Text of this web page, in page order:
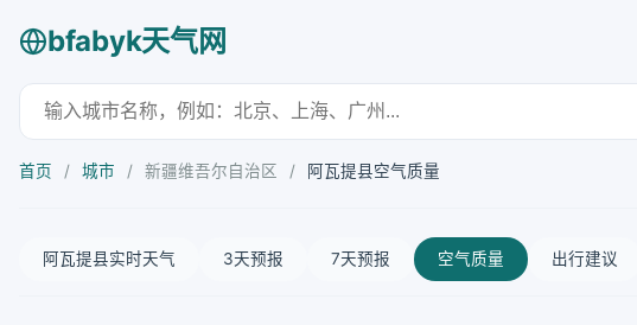
bfabyk天气网
首页 / 城市 / 新疆维吾尔自治区 / 阿瓦提县空气质量
阿瓦提县实时天气 3天预报 7天预报 空气质量 出行建议